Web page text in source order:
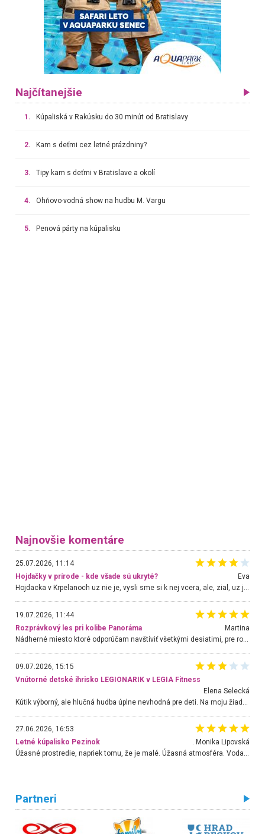
Najčítanejšie
1. Kúpaliská v Rakúsku do 30 minút od Bratislavy
2. Kam s deťmi cez letné prázdniny?
3. Tipy kam s deťmi v Bratislave a okolí
4. Ohňovo-vodná show na hudbu M. Vargu
5. Penová párty na kúpalisku
Najnovšie komentáre
25.07.2026, 11:14
Hojdačky v prírode - kde všade sú ukryté?
Eva
Hojdacka v Krpelanoch uz nie je, vysli sme si k nej vcera, ale, zial, uz je znicena. Ak sem planujete cestu len kvoli hojdacke, mozete si ju usetrit. Krasny vyhlad je tu vsak aj bez hojdacky :-)
19.07.2026, 11:44
Rozprávkový les pri kolibe Panoráma
Martina
Nádherné miesto ktoré odporúčam navštíviť všetkými desiatimi, pre rodiny s deťmi, dôchodcom... Proste a jednoducho ozaj rozprávkový les.. určite ešte prídeme. Odniesli sme si na pamiatku krásne tričká,
09.07.2026, 15:15
Vnútorné detské ihrisko LEGIONARIK v LEGIA Fitness
Elena Selecká
27.06.2026, 16:53
Letné kúpalisko Pezinok
. Monika Lipovská
Úžasné prostredie, napriek tomu, že je malé. Úžasná atmosféra. Voda fantastická a nádherná. Ľudí je pomerne veľa, ale su mili a ohľaduplní. Je veľmi zaujímavé sledovať, ako dokážu spolu športovať cudzí ľudia a bez ohľadu na vek. Vládne tu pohoda. Vnuka neviem dostať z vody. Ďakujem za krásny deň . Urcite sa sem vrátim. Jediný problém je s parkovaním, ale aj ten sa mi podarilo vyriešiť. Monika Bratislava
Partneri